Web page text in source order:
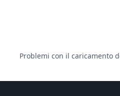
Problemi con il caricamento